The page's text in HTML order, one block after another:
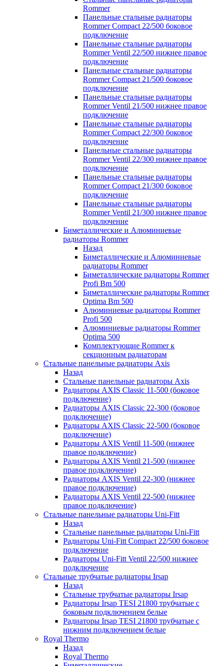
Rommer
Панельные стальные радиаторы
Rommer Compact 22/500 боковое
подключение
Панельные стальные радиаторы
Rommer Ventil 22/500 нижнее правое
подключение
Панельные стальные радиаторы
Rommer Compact 21/500 боковое
подключение
Панельные стальные радиаторы
Rommer Ventil 21/500 нижнее правое
подключение
Панельные стальные радиаторы
Rommer Compact 22/300 боковое
подключение
Панельные стальные радиаторы
Rommer Ventil 22/300 нижнее правое
подключение
Панельные стальные радиаторы
Rommer Compact 21/300 боковое
подключение
Панельные стальные радиаторы
Rommer Ventil 21/300 нижнее правое
подключение
Биметаллические и Алюминиевые
радиаторы Rommer
Назад
Биметаллические и Алюминиевые
радиаторы Rommer
Биметаллические радиаторы Rommer
Profi Bm 500
Биметаллические радиаторы Rommer
Optima Bm 500
Алюминиевые радиаторы Rommer
Profi 500
Алюминиевые радиаторы Rommer
Optima 500
Комплектующие Rommer к
секционным радиаторам
Стальные панельные радиаторы Axis
Назад
Стальные панельные радиаторы Axis
Радиаторы AXIS Classic 11-500 (боковое
подключение)
Радиаторы AXIS Classic 22-300 (боковое
подключение)
Радиаторы AXIS Classic 22-500 (боковое
подключение)
Радиаторы AXIS Ventil 11-500 (нижнее
правое подключение)
Радиаторы AXIS Ventil 21-500 (нижнее
правое подключение)
Радиаторы AXIS Ventil 22-300 (нижнее
правое подключение)
Радиаторы AXIS Ventil 22-500 (нижнее
правое подключение)
Стальные панельные радиаторы Uni-Fitt
Назад
Стальные панельные радиаторы Uni-Fitt
Радиаторы Uni-Fitt Compact 22/500 боковое
подключение
Радиаторы Uni-Fitt Ventil 22/500 нижнее
подключение
Стальные трубчатые радиаторы Irsap
Назад
Стальные трубчатые радиаторы Irsap
Радиаторы Irsap TESI 21800 трубчатые с
боковым подключением белые
Радиаторы Irsap TESI 21800 трубчатые с
нижним подключением белые
Royal Thermo
Назад
Royal Thermo